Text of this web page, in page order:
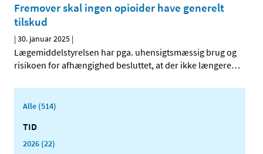
Fremover skal ingen opioider have generelt
tilskud
|30. januar 2025 |
Lægemiddelstyrelsen har pga. uhensigtsmæssig brug og
risikoen for afhængighed besluttet, at der ikke længere…
Alle (514)
TID
2026 (22)